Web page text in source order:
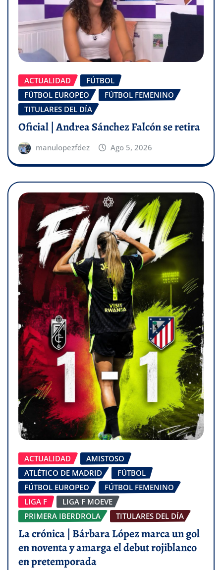
ACTUALIDAD
FÚTBOL
FÚTBOL EUROPEO
FÚTBOL FEMENINO
TITULARES DEL DÍA
Oficial | Andrea Sánchez Falcón se retira
manulopezfdez Ago 5, 2026
ACTUALIDAD
AMISTOSO
ATLÉTICO DE MADRID
FÚTBOL
FÚTBOL EUROPEO
FÚTBOL FEMENINO
LIGA F
LIGA F MOEVE
PRIMERA IBERDROLA
TITULARES DEL DÍA
La crónica | Bárbara López marca un gol
en noventa y amarga el debut rojiblanco
en pretemporada